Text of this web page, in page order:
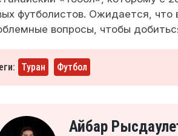
футболистов. Ожидается,
вопросы, чтобы
Туран Футбол
Айбар